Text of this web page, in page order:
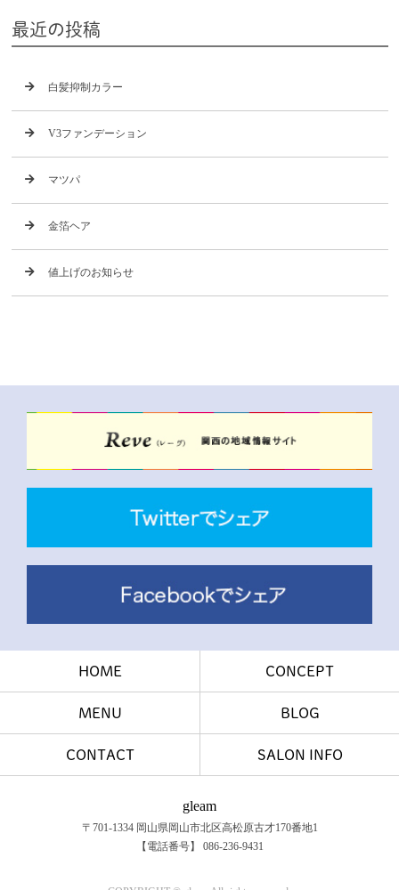
最近の投稿
白髪抑制カラー
V3ファンデーション
マツパ
金箔ヘア
値上げのお知らせ
HOME CONCEPT
MENU BLOG
CONTACT SALON INFO
gleam
〒701-1334 岡山県岡山市北区高松原古才170番地1
【電話番号】 086-236-9431